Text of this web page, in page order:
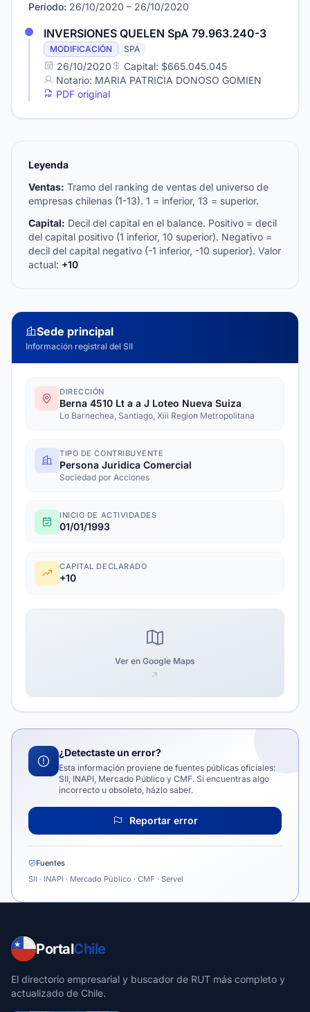
Período: 26/10/2020 – 26/10/2020
INVERSIONES QUELEN SpA 79.963.240-3
MODIFICACIÓN SPA
26/10/2020
Capital: $665.045.045
Notario: MARIA PATRICIA DONOSO GOMIEN
PDF original
Leyenda
Ventas: Tramo del ranking de ventas del universo de
empresas chilenas (1-13). 1 = inferior, 13 = superior.
Capital: Decil del capital en el balance. Positivo = decil
del capital positivo (1 inferior, 10 superior). Negativo =
decil del capital negativo (-1 inferior, -10 superior). Valor
actual: +10
Sede principal
Información registral del SII
DIRECCIÓN
Berna 4510 Lt a a J Loteo Nueva Suiza
Lo Barnechea, Santiago, Xiii Region Metropolitana
TIPO DE CONTRIBUYENTE
Persona Juridica Comercial
Sociedad por Acciones
INICIO DE ACTIVIDADES
01/01/1993
CAPITAL DECLARADO
+10
Ver en Google Maps
¿Detectaste un error?
Esta información proviene de fuentes públicas oficiales:
SII, INAPI, Mercado Público y CMF. Si encuentras algo
incorrecto u obsoleto, házlo saber.
Reportar error
Fuentes
SII · INAPI · Mercado Público · CMF · Servel
PortalChile
El directorio empresarial y buscador de RUT más completo y
actualizado de Chile.